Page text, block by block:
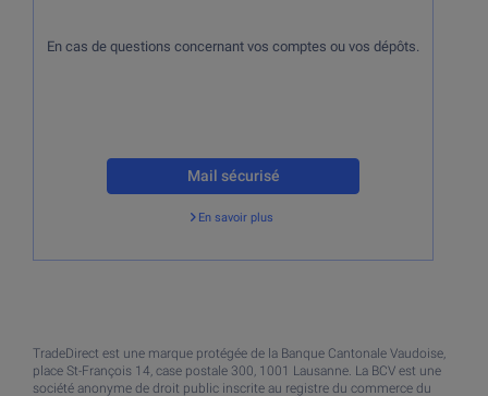
En cas de questions concernant vos comptes ou vos dépôts.
Mail sécurisé
En savoir plus
Retour
TradeDirect est une marque protégée de la Banque Cantonale Vaudoise,
place St-François 14, case postale 300, 1001 Lausanne. La BCV est une
société anonyme de droit public inscrite au registre du commerce du